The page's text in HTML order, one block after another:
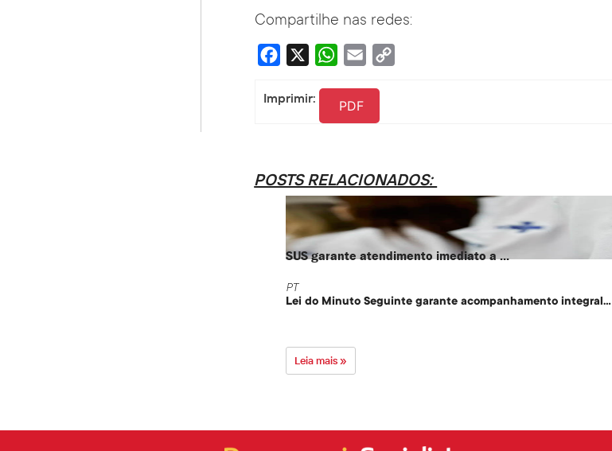
Compartilhe nas redes:
Facebook WhatsApp
Email
Imprimir: PDF
POSTS RELACIONADOS:
SUS garante atendimento imediato a ...
PT
Lei do Minuto Seguinte garante acompanhamento integral...
Leia mais »